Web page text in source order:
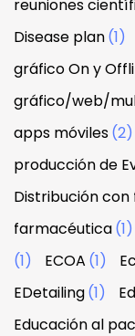
reuniones
Disease plan(1)
gráfico On y
gráfico/web/
apps móviles(2)
producción de
Distribución con
farmacéutica(1)
(1)
ECOA (1)
EDetailing(1)
Educación al